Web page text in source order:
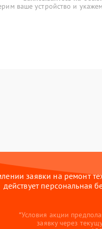
ваше устройство и
заявки на ремонт
действует персональная
*Условия акции
заявку через